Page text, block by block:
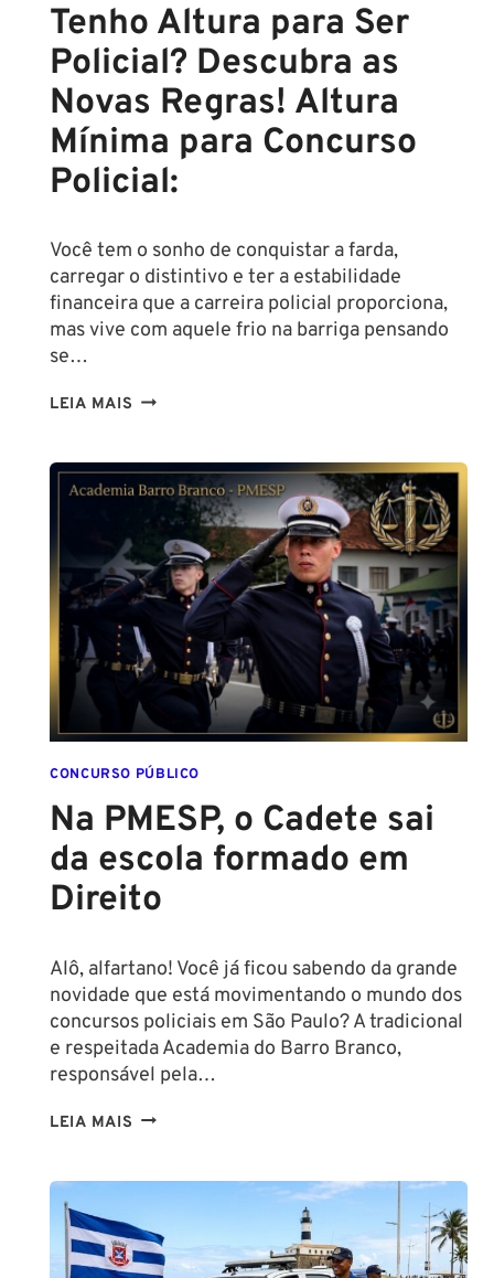
Tenho Altura para Ser
Policial? Descubra as
Novas Regras! Altura
Mínima para Concurso
Policial:
Você tem o sonho de conquistar a farda,
carregar o distintivo e ter a estabilidade
financeira que a carreira policial proporciona,
mas vive com aquele frio na barriga pensando
se…
LEIA MAIS TENHO
SER
POLICIAL?
DESCUBRA
AS
NOVAS
REGRAS!
ALTURA
MÍNIMA
PARA
CONCURSO
POLICIAL:
CONCURSO PÚBLICO
Na PMESP, o Cadete sai
da escola formado em
Direito
Alô, alfartano! Você já ficou sabendo da grande
novidade que está movimentando o mundo dos
concursos policiais em São Paulo? A tradicional
e respeitada Academia do Barro Branco,
responsável pela…
LEIA MAIS NA
SAI
DA